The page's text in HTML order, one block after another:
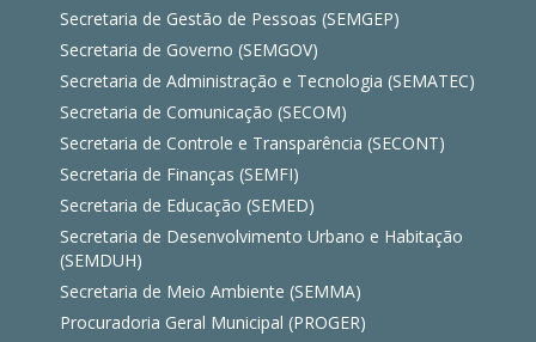
Secretaria de Gestão de Pessoas (SEMGEP)
Secretaria de Governo (SEMGOV)
Secretaria de Administração e Tecnologia (SEMATEC)
Secretaria de Comunicação (SECOM)
Secretaria de Controle e Transparência (SECONT)
Secretaria de Finanças (SEMFI)
Secretaria de Educação (SEMED)
Secretaria de Desenvolvimento Urbano e Habitação
(SEMDUH)
Secretaria de Meio Ambiente (SEMMA)
Procuradoria Geral Municipal (PROGER)